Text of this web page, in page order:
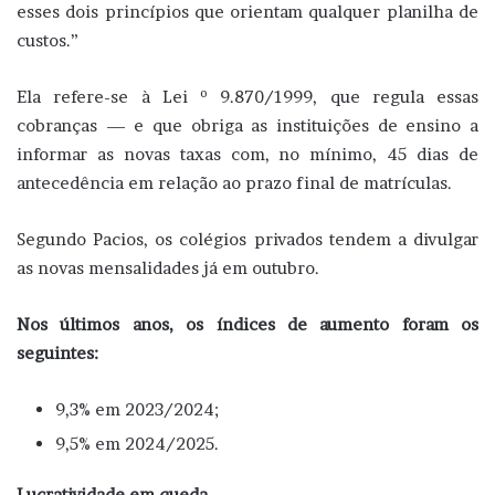
esses dois princípios que orientam qualquer planilha de
custos.”
Ela refere-se à Lei º 9.870/1999, que regula essas
cobranças — e que obriga as instituições de ensino a
informar as novas taxas com, no mínimo, 45 dias de
antecedência em relação ao prazo final de matrículas.
Segundo Pacios, os colégios privados tendem a divulgar
as novas mensalidades já em outubro.
Nos últimos anos, os índices de aumento foram os
seguintes:
9,3% em 2023/2024;
9,5% em 2024/2025.